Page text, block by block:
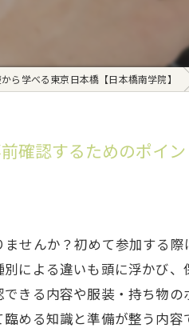
ら学べる東京日本橋【日本橋南学院】
確認するためのポイン
せんか？初めて参加する
による違いも頭に浮かび
きる内容や服装・持ち物
める知識と準備が整う内容